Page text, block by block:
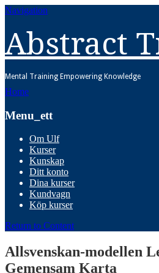
Navigation
Abstract
Mental Training Empowering Knowledge
Home
Menu_ett
Om Ulf
Kurser
Kunskap
Ditt konto
Dina kurser
Kundvagn
Köp kurser
Return to Content
Allsvenskan-modellen
Gemensam Karta